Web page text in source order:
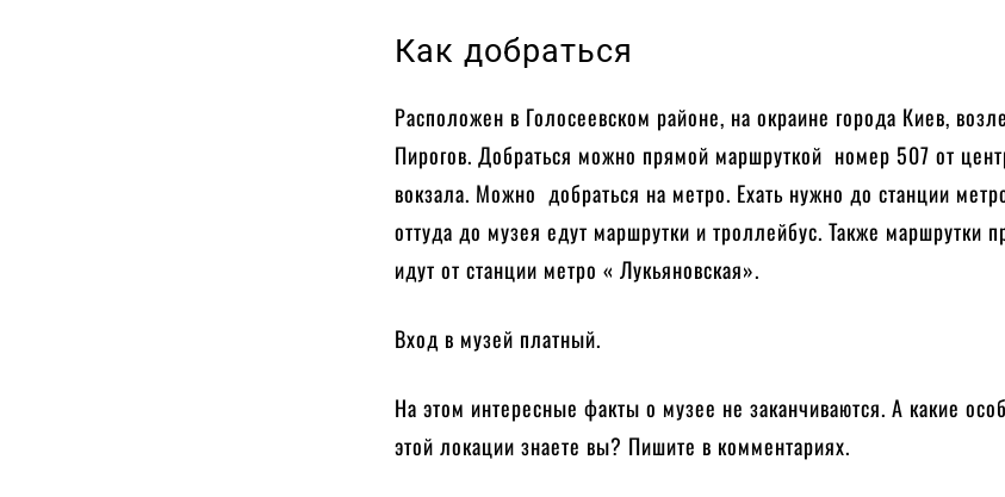
Как добраться
Расположен в Голосеевском районе, на окраине города Киев,
Пирогов. Добраться можно прямой маршруткой номер 507 от
вокзала. Можно добраться на метро. Ехать нужно до станции
оттуда до музея едут маршрутки и троллейбус. Также маршрутки
идут от станции метро « Лукьяновская».
Вход в музей платный.
На этом интересные факты о музее не заканчиваются. А какие
этой локации знаете вы? Пишите в комментариях.